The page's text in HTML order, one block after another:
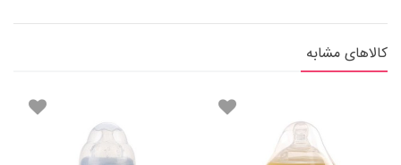
کالاهای مشابه